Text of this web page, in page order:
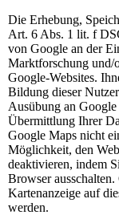
Die Erhebung,
Art. 6 Abs. 1 lit. f
von Google an der
Marktforschung und/
Google-Websites.
Bildung dieser
Ausübung an
Übermittlung Ihrer
Google Maps nicht
Möglichkeit, den
deaktivieren, indem
Browser
Kartenanzeige auf
werden.